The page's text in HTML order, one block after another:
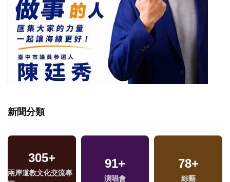
新聞分類
12816+
生活
4480+
健康及醫療
12+
兩岸藝苑天地